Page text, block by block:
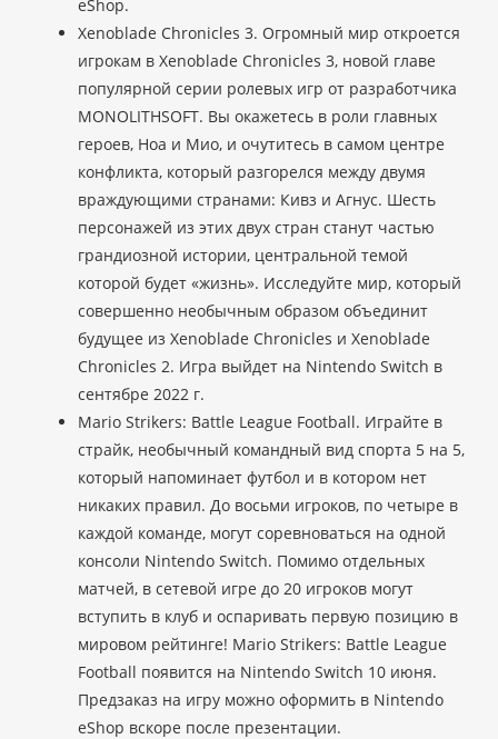
eShop.
Xenoblade Chronicles 3. Огромный мир откроется
игрокам в Xenoblade Chronicles 3, новой главе
популярной серии ролевых игр от разработчика
MONOLITHSOFT. Вы окажетесь в роли главных
героев, Ноа и Мио, и очутитесь в самом центре
конфликта, который разгорелся между двумя
враждующими странами: Кивз и Агнус. Шесть
персонажей из этих двух стран станут частью
грандиозной истории, центральной темой
которой будет «жизнь». Исследуйте мир, который
совершенно необычным образом объединит
будущее из Xenoblade Chronicles и Xenoblade
Chronicles 2. Игра выйдет на Nintendo Switch в
сентябре 2022 г.
Mario Strikers: Battle League Football. Играйте в
страйк, необычный командный вид спорта 5 на 5,
который напоминает футбол и в котором нет
никаких правил. До восьми игроков, по четыре в
каждой команде, могут соревноваться на одной
консоли Nintendo Switch. Помимо отдельных
матчей, в сетевой игре до 20 игроков могут
вступить в клуб и оспаривать первую позицию в
мировом рейтинге! Mario Strikers: Battle League
Football появится на Nintendo Switch 10 июня.
Предзаказ на игру можно оформить в Nintendo
eShop вскоре после презентации.